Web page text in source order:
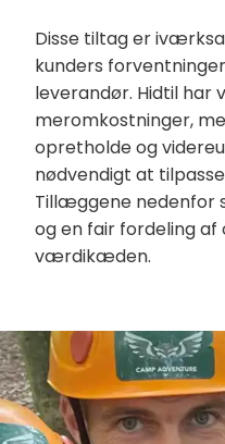
Disse tiltag er
kunders
leverandør. Hidtil har
meromkostninger,
opretholde og
nødvendigt at
Tillæggene nedenfor
og en fair fordeling
værdikæden.